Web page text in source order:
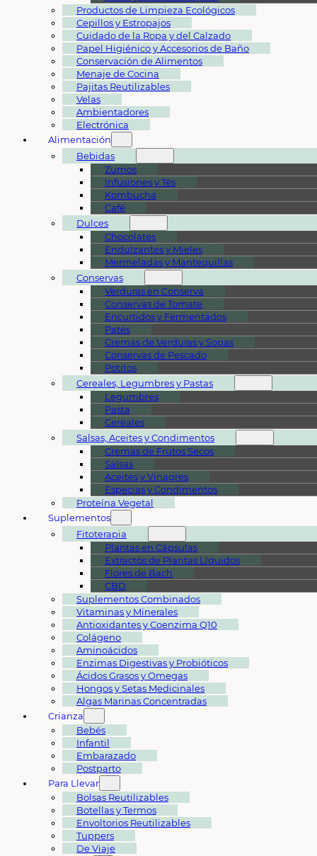
Productos de Limpieza Ecológicos
Cepillos y Estropajos
Cuidado de la Ropa y del Calzado
Papel Higiénico y Accesorios de Baño
Conservación de Alimentos
Menaje de Cocina
Pajitas Reutilizables
Velas
Ambientadores
Electrónica
Alimentación
Bebidas
Zumos
Infusiones y Tés
Kombucha
Café
Dulces
Chocolates
Endulzantes y Mieles
Mermeladas y Mantequillas
Conservas
Verduras en Conserva
Conservas de Tomate
Encurtidos y Fermentados
Patés
Cremas de Verduras y Sopas
Conservas de Pescado
Potitos
Cereales, Legumbres y Pastas
Legumbres
Pasta
Cereales
Salsas, Aceites y Condimentos
Cremas de Frutos Secos
Salsas
Aceites y Vinagres
Especias y Condimentos
Proteína Vegetal
Suplementos
Fitoterapia
Plantas en Cápsulas
Extractos de Plantas Líquidos
Flores de Bach
CBD
Suplementos Combinados
Vitaminas y Minerales
Antioxidantes y Coenzima Q10
Colágeno
Aminoácidos
Enzimas Digestivas y Probióticos
Ácidos Grasos y Omegas
Hongos y Setas Medicinales
Algas Marinas Concentradas
Crianza
Bebés
Infantil
Embarazado
Postparto
Para Llevar
Bolsas Reutilizables
Botellas y Termos
Envoltorios Reutilizables
Tuppers
De Viaje